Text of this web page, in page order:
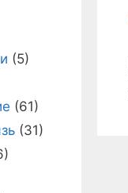
(5)
(61)
(31)